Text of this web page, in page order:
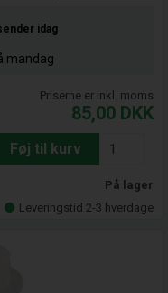
idag
mandag
Priserne er inkl. moms
85,00 DKK
Føj til kurv
På lager
Leveringstid 2-3 hverdage